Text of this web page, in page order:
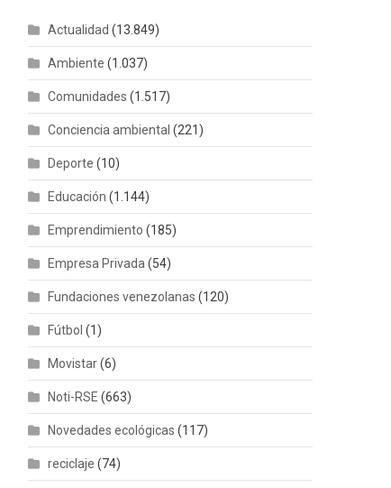
Actualidad (13.849)
Ambiente (1.037)
Comunidades (1.517)
Conciencia ambiental (221)
Deporte (10)
Educación (1.144)
Emprendimiento (185)
Empresa Privada (54)
Fundaciones venezolanas (120)
Fútbol (1)
Movistar(6)
Noti-RSE (663)
Novedades ecológicas (117)
reciclaje (74)